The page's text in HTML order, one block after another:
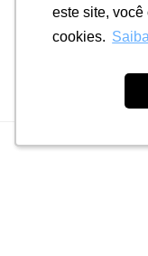
este site,
cookies.
este site,
cookies.